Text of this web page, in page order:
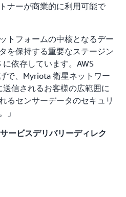
ナーが商業的に利用可能で
トフォームの中核となるデー
を保持する重要なステージン
依存しています。AWS
で、Myriota 衛星ネットワー
送信されるお客様の広範囲に
るセンサーデータのセキュリ
」
ービスデリバリーディレク